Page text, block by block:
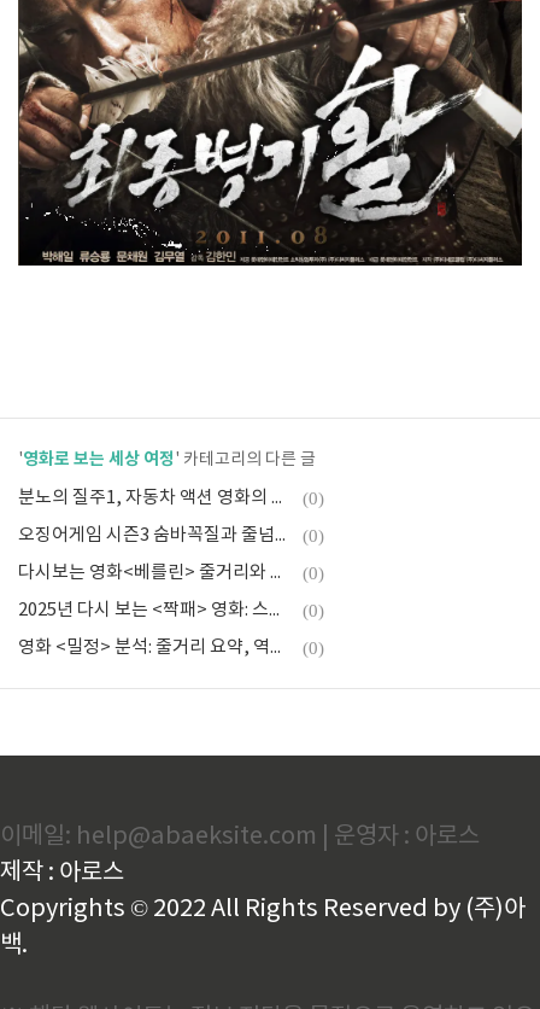
'영화로 보는 세상 여정' 카테고리의 다른 글
분노의 질주1, 자동차 액션 영화의 전설이 된 브라이언 오코너의 이야기 (0)
오징어게임 시즌3 숨바꼭질과 줄넘기 결말, 충격의 전개와 준희 아기 출산까지 (0)
다시보는 영화<베를린> 줄거리와 후기 총정리 (0)
2025년 다시 보는 <짝패> 영화: 스토리, 배우, 명대사 (0)
영화 <밀정> 분석: 줄거리 요약, 역사적 배경, 결말 해석 (0)
이메일: help@abaeksite.com | 운영자 : 아로스
제작 : 아로스
Copyrights © 2022 All Rights Reserved by (주)아
백.